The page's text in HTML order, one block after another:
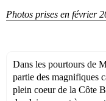
Photos prises en février
Dans les pourtours de
partie des magnifiques
plein coeur de la Côte